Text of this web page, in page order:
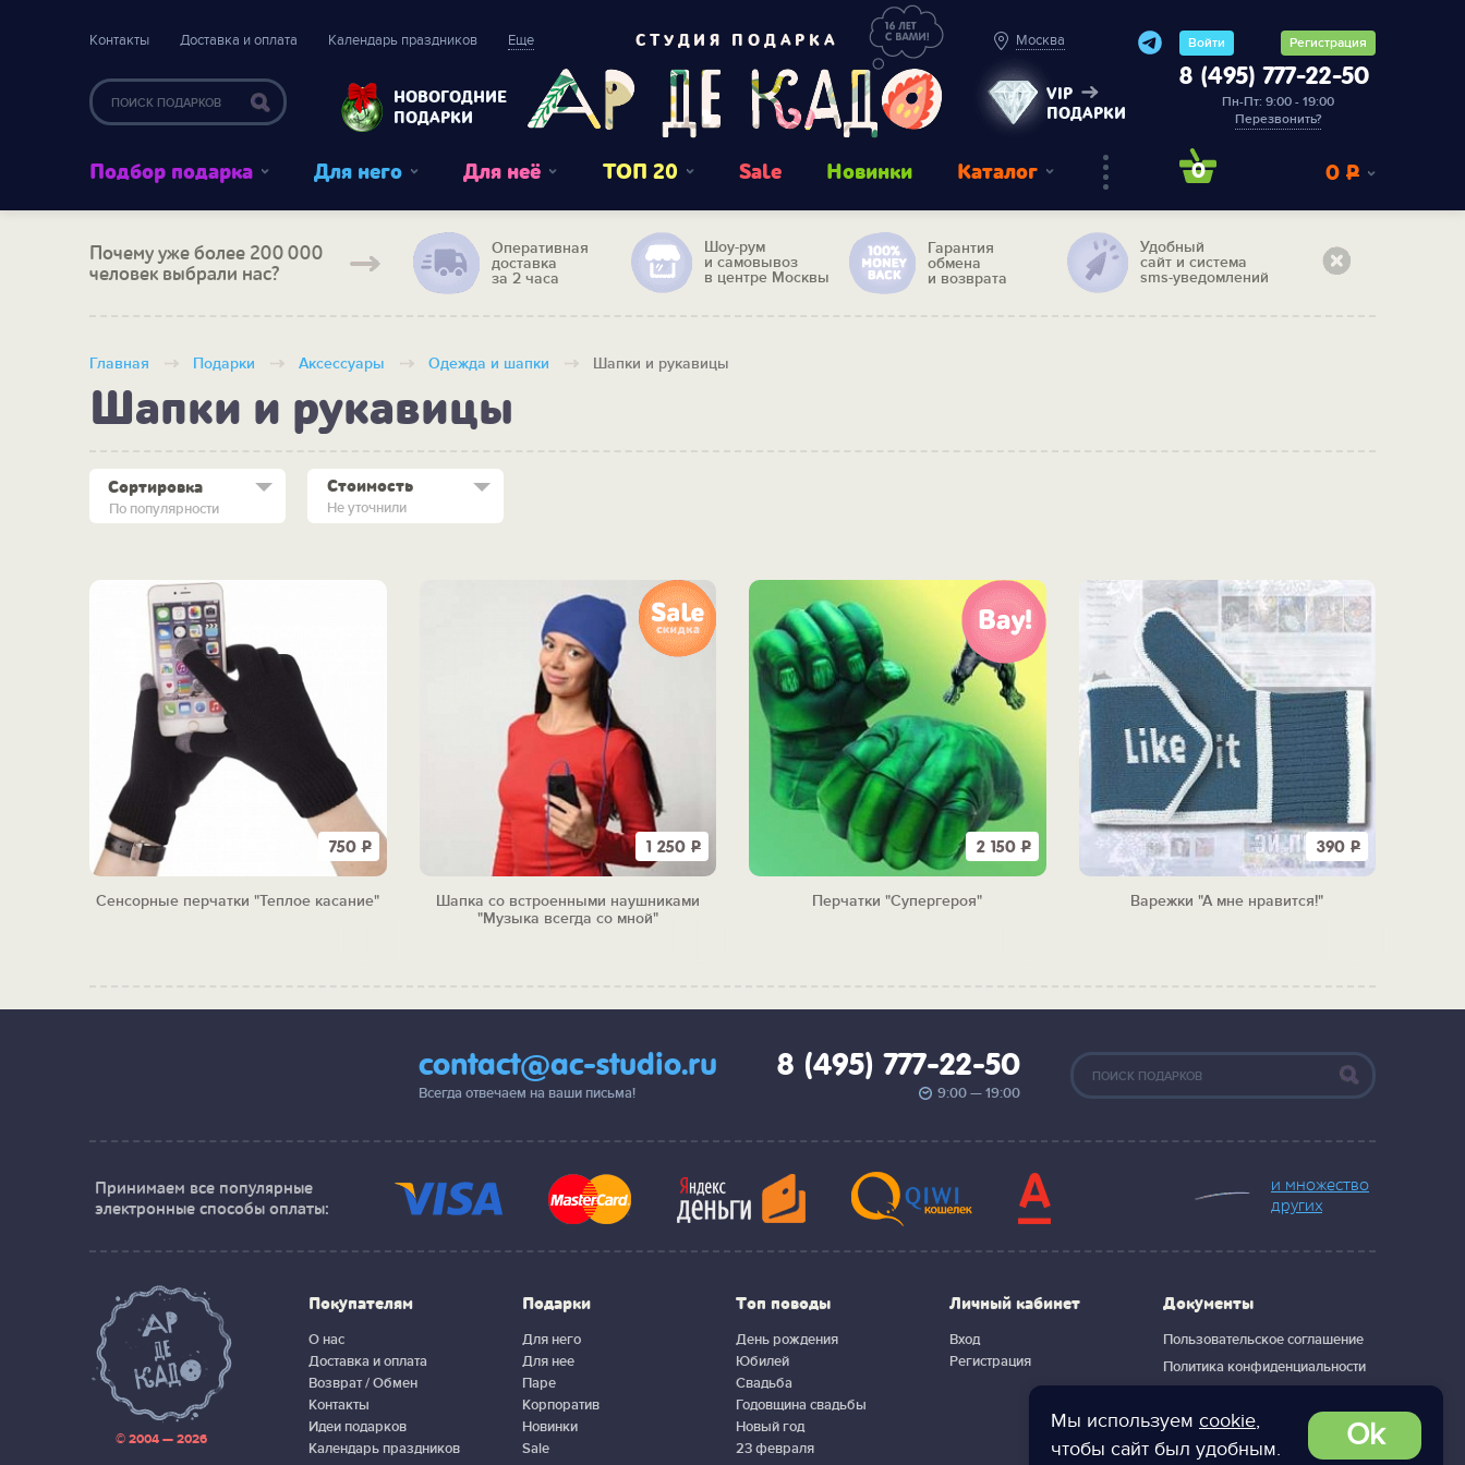
Мы используем cookie,
чтобы сайт был удобным.
Ok
Контакты Доставка и оплата Календарь праздников Еще
НОВОГОДНИЕ
ПОДАРКИ
СТУДИЯ ПОДАРКА Москва
VIP
ПОДАРКИ
Войти Регистрация
8 (495) 777-22-50
Пн-Пт: 9:00 - 19:00
Перезвонить?
Подбор подарка Для него Для неё ТОП 20 Sale Новинки Каталог 0 0 Р
Почему уже более 200 000
человек выбрали нас?
Оперативная
доставка
за 2 часа
Шоу-рум
и самовывоз
в центре Москвы
Гарантия
обмена
и возврата
Удобный
сайт и система
sms-уведомлений
Главная Подарки Аксессуары Одежда и шапки Шапки и рукавицы
Шапки и рукавицы
По популярности
Сортировка Стоимость
Не уточнили
750Р
Сенсорные перчатки "Теплое касание"
1 250 Р
Шапка со встроенными наушниками
"Музыка всегда со мной"
2 150Р
Перчатки "Супергероя"
390 Р
Варежки "А мне нравится!"
contact@ac-studio.ru
Всегда отвечаем на ваши письма!
8 (495) 777-22-50
9:00 — 19:00
Принимаем все популярные
электронные способы оплаты:
и множество
других
© 2004 — 2026
Покупателям
О нас
Доставка и оплата
Возврат / Обмен
Контакты
Идеи подарков
Календарь праздников
Подарки
Для него
Для нее
Паре
Корпоратив
Новинки
Sale
Топ поводы
День рождения
Юбилей
Свадьба
Годовщина свадьбы
Новый год
23 февраля
Личный кабинет
Вход
Регистрация
Документы
Пользовательское соглашение
Политика конфиденциальности